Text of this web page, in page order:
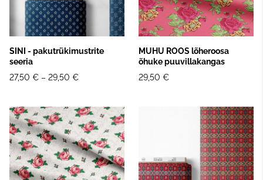
SINI - pakutrükimustrite
seeria
27,50 € – 29,50 €
MUHU ROOS lõheroosa
õhuke puuvillakangas
29,50 €